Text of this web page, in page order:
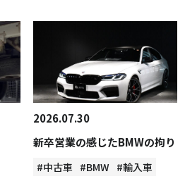
2026.07.30
新卒営業の感じたBMWの拘り
#中古車 #BMW #輸入車